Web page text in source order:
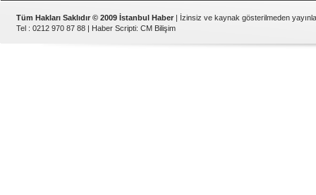
Tüm Hakları Saklıdır © 2009 İstanbul Haber | İzinsiz ve kaynak gösterilmeden
Tel : 0212 970 87 88 | Haber Scripti: CM Bilişim